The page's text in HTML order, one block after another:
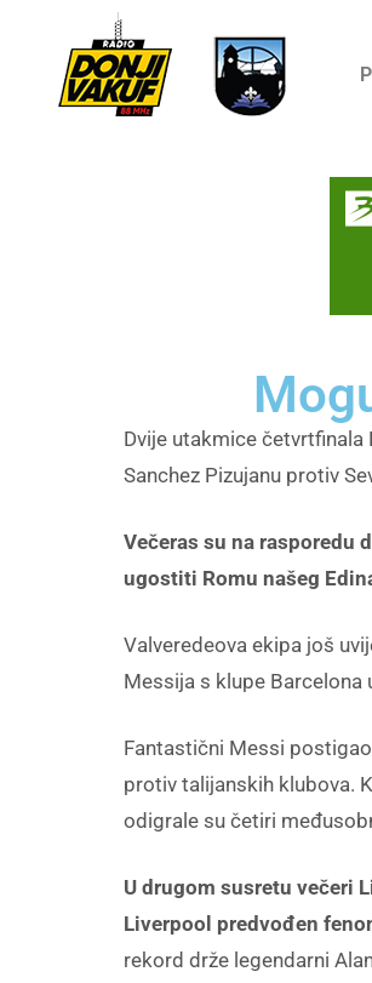
Dvije utakmice četvrtfinala
Sanchez Pizujanu protiv
Večeras su na rasporedu
ugostiti Romu našeg
Valveredeova ekipa još
Messija s klupe Barcelona
Fantastični Messi
protiv talijanskih klubova.
odigrale su četiri
U drugom susretu večeri
Liverpool predvođen
rekord drže legendarni